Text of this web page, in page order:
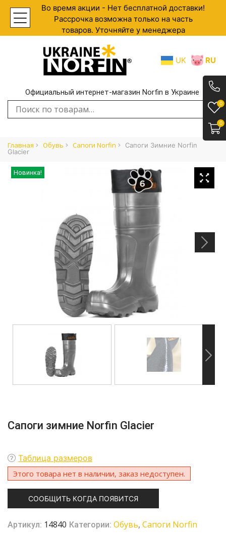
Во время акции - Нет бесплатной доставки!
Рассрочка возможна только на часть
товаров. Уточняйте у менеджера
UK RU
Официальный интернет-магазин Norfin в Украине
Искать:
Главная Обувь Сапоги Norfin
Сапоги Зимние Norfin
Glacier
0
0
Новинка!
Сапоги зимние Norfin Glacier
Таблица размеров
Этого товара нет в наличии, заказ недоступен.
СООБЩИТЬ КОГДА ПОЯВИТСЯ
Артикул: 14840 Категории: Обувь, Сапоги Norfin